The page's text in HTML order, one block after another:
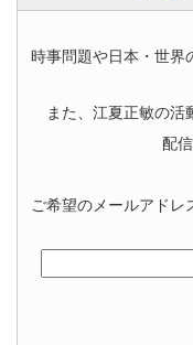
時事問題や日本・世界
また、江夏正敏の活
配
ご希望のメールアドレ